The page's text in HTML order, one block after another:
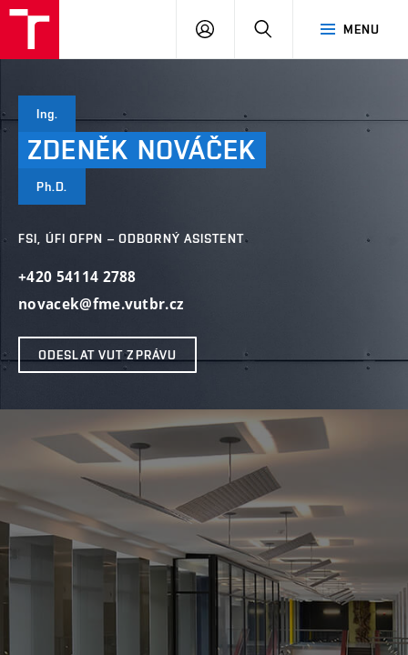
MENU
PŘIHLÁSIT
Ing.
ZDENĚK NOVÁČEK
Ph.D.
FSI, ÚFI OFPN – ODBORNÝ ASISTENT
+420 54114 2788
novacek@fme.vutbr.cz
ODESLAT VUT ZPRÁVU